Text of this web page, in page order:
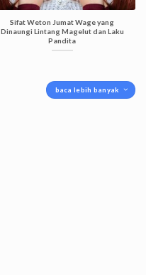
Sifat Weton Jumat Wage yang
Dinaungi Lintang Magelut dan Laku
Pandita
baca lebih banyak